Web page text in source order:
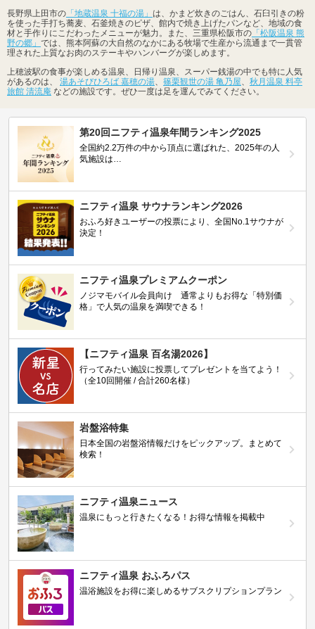
長野県上田市の 「地蔵温泉 十福の湯」 は、かまど炊きのごはん、石臼引きの粉
を使った手打ち蕎麦、石釜焼きのピザ、館内で焼き上げたパンなど、地域の食
材と手作りにこだわったメニューが魅力。また、三重県松阪市の 「松阪温泉 熊
野の郷」 では、熊本阿蘇の大自然のなかにある牧場で生産から流通まで一貫管
理された上質なお肉のステーキやハンバーグが楽しめます。
上穂波駅の食事が楽しめる温泉、日帰り温泉、スーパー銭湯の中でも特に人気
があるのは、 湯あそびひろば 嘉穂の湯 篠栗観世の湯 亀乃屋
秋月温泉 料亭
旅館 清流庵 などの施設です。ぜひ一度は足を運んでみてください。
第20回ニフティ温泉年間ランキング2025
全国約2.2万件の中から頂点に選ばれた、2025年の人
気施設は…
ニフティ温泉 サウナランキング2026
おふろ好きユーザーの投票により、全国No.1サウナが
決定！
ニフティ温泉プレミアムクーポン
ノジマモバイル会員向け 通常よりもお得な「特別価
格」で人気の温泉を満喫できる！
【ニフティ温泉 百名湯2026】
行ってみたい施設に投票してプレゼントを当てよう！
（全10回開催 / 合計260名様）
岩盤浴特集
日本全国の岩盤浴情報だけをピックアップ。まとめて
検索！
ニフティ温泉ニュース
温泉にもっと行きたくなる！お得な情報を掲載中
ニフティ温泉 おふろパス
温浴施設をお得に楽しめるサブスクリプションプラン